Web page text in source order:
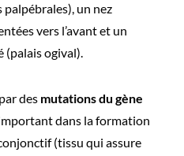
palpébrales), un nez
vers l’avant et un
(palais ogival).
des mutations du gène
dans la formation
(tissu qui assure